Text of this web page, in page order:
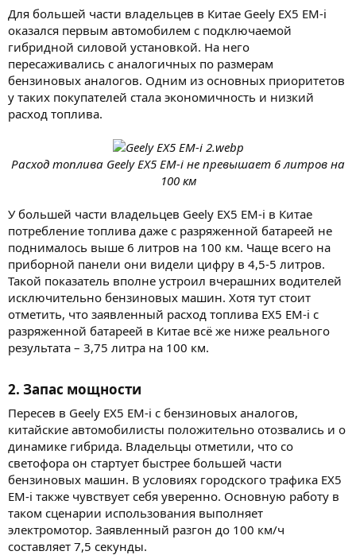
Для большей части владельцев в Китае Geely EX5 EM-i
оказался первым автомобилем с подключаемой
гибридной силовой установкой. На него
пересаживались с аналогичных по размерам
бензиновых аналогов. Одним из основных приоритетов
у таких покупателей стала экономичность и низкий
расход топлива.
Расход топлива Geely EX5 EM-i не превышает 6 литров на
100 км
У большей части владельцев Geely EX5 EM-i в Китае
потребление топлива даже с разряженной батареей не
поднималось выше 6 литров на 100 км. Чаще всего на
приборной панели они видели цифру в 4,5-5 литров.
Такой показатель вполне устроил вчерашних водителей
исключительно бензиновых машин. Хотя тут стоит
отметить, что заявленный расход топлива EX5 EM-i с
разряженной батареей в Китае всё же ниже реального
результата – 3,75 литра на 100 км.
2. Запас мощности​
Пересев в Geely EX5 EM-i с бензиновых аналогов,
китайские автомобилисты положительно отозвались и о
динамике гибрида. Владельцы отметили, что со
светофора он стартует быстрее большей части
бензиновых машин. В условиях городского трафика EX5
EM-i также чувствует себя уверенно. Основную работу в
таком сценарии использования выполняет
электромотор. Заявленный разгон до 100 км/ч
составляет 7,5 секунды.